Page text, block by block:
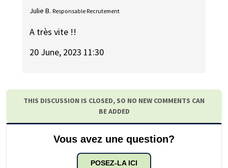
Julie B. Responsable Recrutement
A très vite !!
20 June, 2023 11:30
THIS DISCUSSION IS CLOSED, SO NO NEW COMMENTS CAN
BE ADDED
Vous avez une question?
POSEZ-LA ICI